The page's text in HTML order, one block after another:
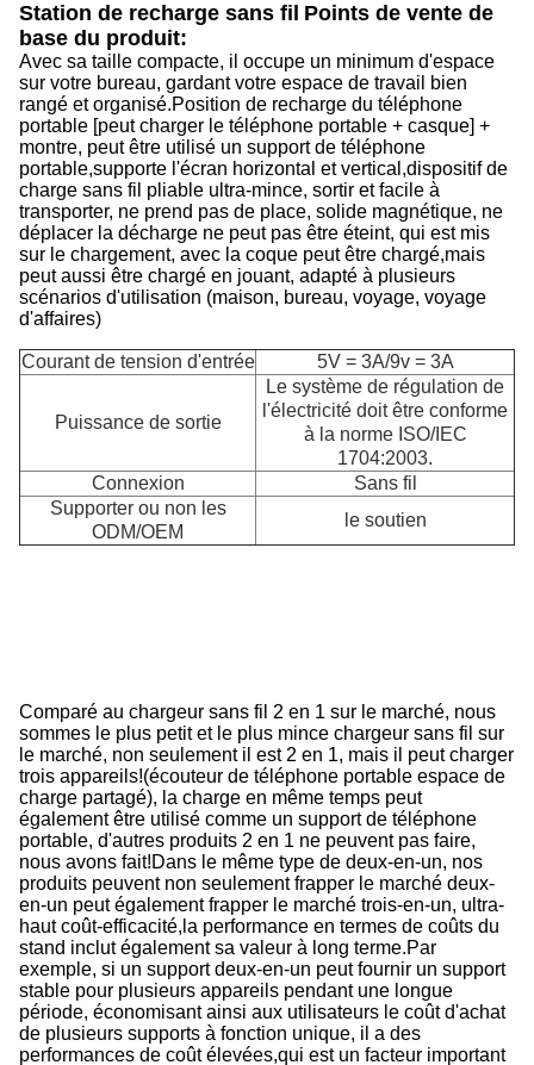
Station de recharge sans fil Points de vente de
base du produit:
Avec sa taille compacte, il occupe un minimum d'espace
sur votre bureau, gardant votre espace de travail bien
rangé et organisé.Position de recharge du téléphone
portable [peut charger le téléphone portable + casque] +
montre, peut être utilisé un support de téléphone
portable,supporte l'écran horizontal et vertical,dispositif de
charge sans fil pliable ultra-mince, sortir et facile à
transporter, ne prend pas de place, solide magnétique, ne
déplacer la décharge ne peut pas être éteint, qui est mis
sur le chargement, avec la coque peut être chargé,mais
peut aussi être chargé en jouant, adapté à plusieurs
scénarios d'utilisation (maison, bureau, voyage, voyage
d'affaires)
Courant de tension d'entrée 5V = 3A/9v = 3A
Puissance de sortie
Le système de régulation de
l'électricité doit être conforme
à la norme ISO/IEC
1704:2003.
Connexion
Sans fil
Supporter ou non les
ODM/OEM
le soutien
Comparé au chargeur sans fil 2 en 1 sur le marché, nous
sommes le plus petit et le plus mince chargeur sans fil sur
le marché, non seulement il est 2 en 1, mais il peut charger
trois appareils!(écouteur de téléphone portable espace de
charge partagé), la charge en même temps peut
également être utilisé comme un support de téléphone
portable, d'autres produits 2 en 1 ne peuvent pas faire,
nous avons fait!Dans le même type de deux-en-un, nos
produits peuvent non seulement frapper le marché deux-
en-un peut également frapper le marché trois-en-un, ultra-
haut coût-efficacité,la performance en termes de coûts du
stand inclut également sa valeur à long terme.Par
exemple, si un support deux-en-un peut fournir un support
stable pour plusieurs appareils pendant une longue
période, économisant ainsi aux utilisateurs le coût d'achat
de plusieurs supports à fonction unique, il a des
performances de coût élevées,qui est un facteur important